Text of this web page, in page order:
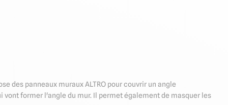
des panneaux muraux ALTRO pour couvrir un angle
former l'angle du mur. Il permet également de masquer les